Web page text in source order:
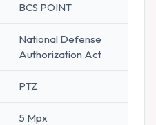
BCS POINT
National Defense
Authorization Act
PTZ
5 Mpx